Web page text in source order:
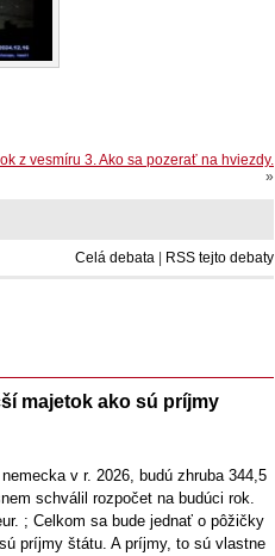
z vesmíru 3. Ako sa pozerať na hviezdy.
»
Celá debata RSS tejto debaty
majetok ako sú príjmy
v r. 2026, budú zhruba 344,5
schválil rozpočet na budúci rok.
; Celkom sa bude jednať o pôžičky
príjmy štátu. A príjmy, to sú vlastne